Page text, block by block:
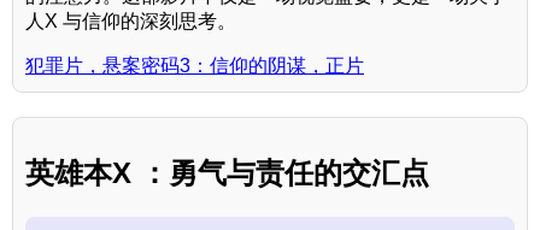
人X 与信仰的深刻思考。
犯罪片，悬案密码3：信仰的阴谋，正片
英雄本X ：勇气与责任的交汇点